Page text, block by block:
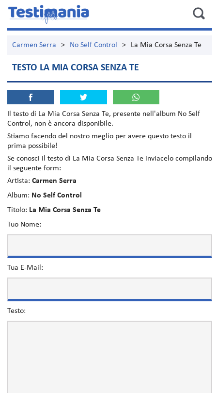
Carmen Serra > No Self Control > La Mia Corsa Senza Te
TESTO LA MIA CORSA SENZA TE
Il testo di La Mia Corsa Senza Te, presente nell'album No Self
Control , non è ancora disponibile.
Stiamo facendo del nostro meglio per avere questo testo il
prima possibile!
Se conosci il testo di La Mia Corsa Senza Te inviacelo compilando
il seguente form:
Artista: Carmen Serra
Album: No Self Control
Titolo: La Mia Corsa Senza Te
Tuo Nome:
Tua E-Mail:
Testo: